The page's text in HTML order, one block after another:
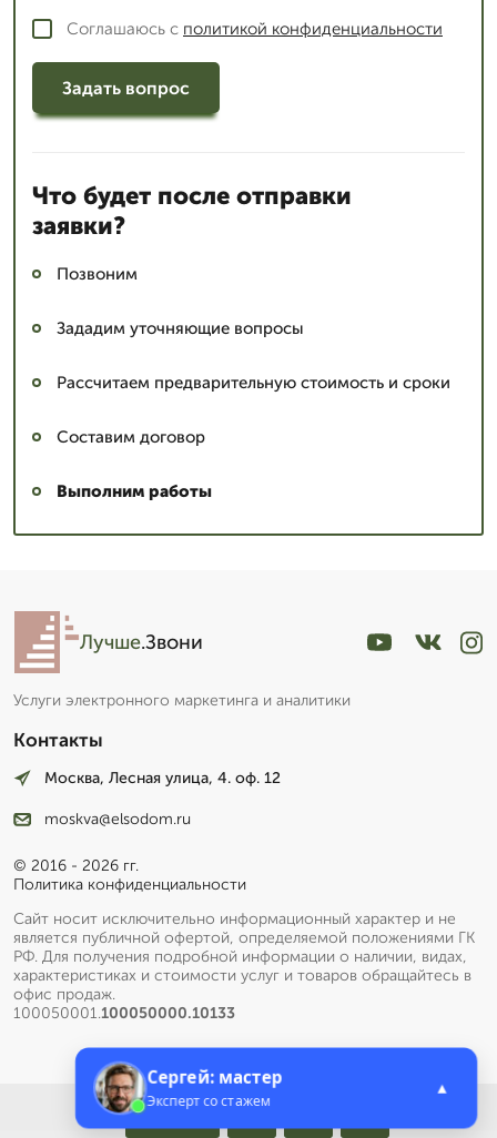
Соглашаюсь с политикой конфиденциальности
Задать вопрос
Что будет после отправки
заявки?
Позвоним
Зададим уточняющие вопросы
Рассчитаем предварительную стоимость и сроки
Составим договор
Выполним работы
Лучше.Звони
Услуги электронного маркетинга и аналитики
Контакты
Москва, Лесная улица, 4. оф. 12
moskva@elsodom.ru
© 2016 - 2026 гг.
Политика конфиденциальности
Сайт носит исключительно информационный характер и не
является публичной офертой, определяемой положениями ГК
РФ. Для получения подробной информации о наличии, видах,
характеристиках и стоимости услуг и товаров обращайтесь в
офис продаж.
100050001.100050000.10133
Меню
Сергей: мастер
Эксперт со стажем
▲